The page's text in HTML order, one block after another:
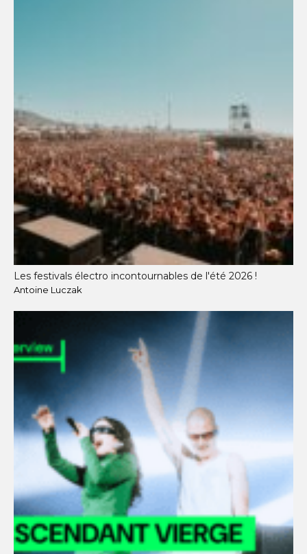
Les festivals électro incontournables de l'été 2026 !
Antoine Luczak